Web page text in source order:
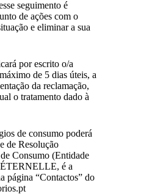
seguimento é
de ações com o
e eliminar a sua
por escrito o/a
de 5 dias úteis, a
da reclamação,
o tratamento dado à
de consumo poderá
de Resolução
Consumo (Entidade
é a
página “Contactos” do